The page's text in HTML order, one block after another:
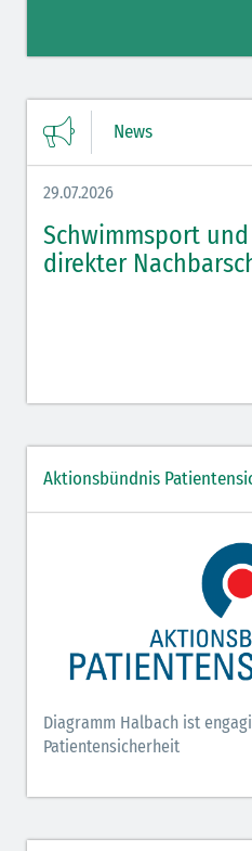
News
29.07.2026
Schwimmsport
direkter
Aktionsbündnis
Diagramm Halbach ist
Patientensicherheit